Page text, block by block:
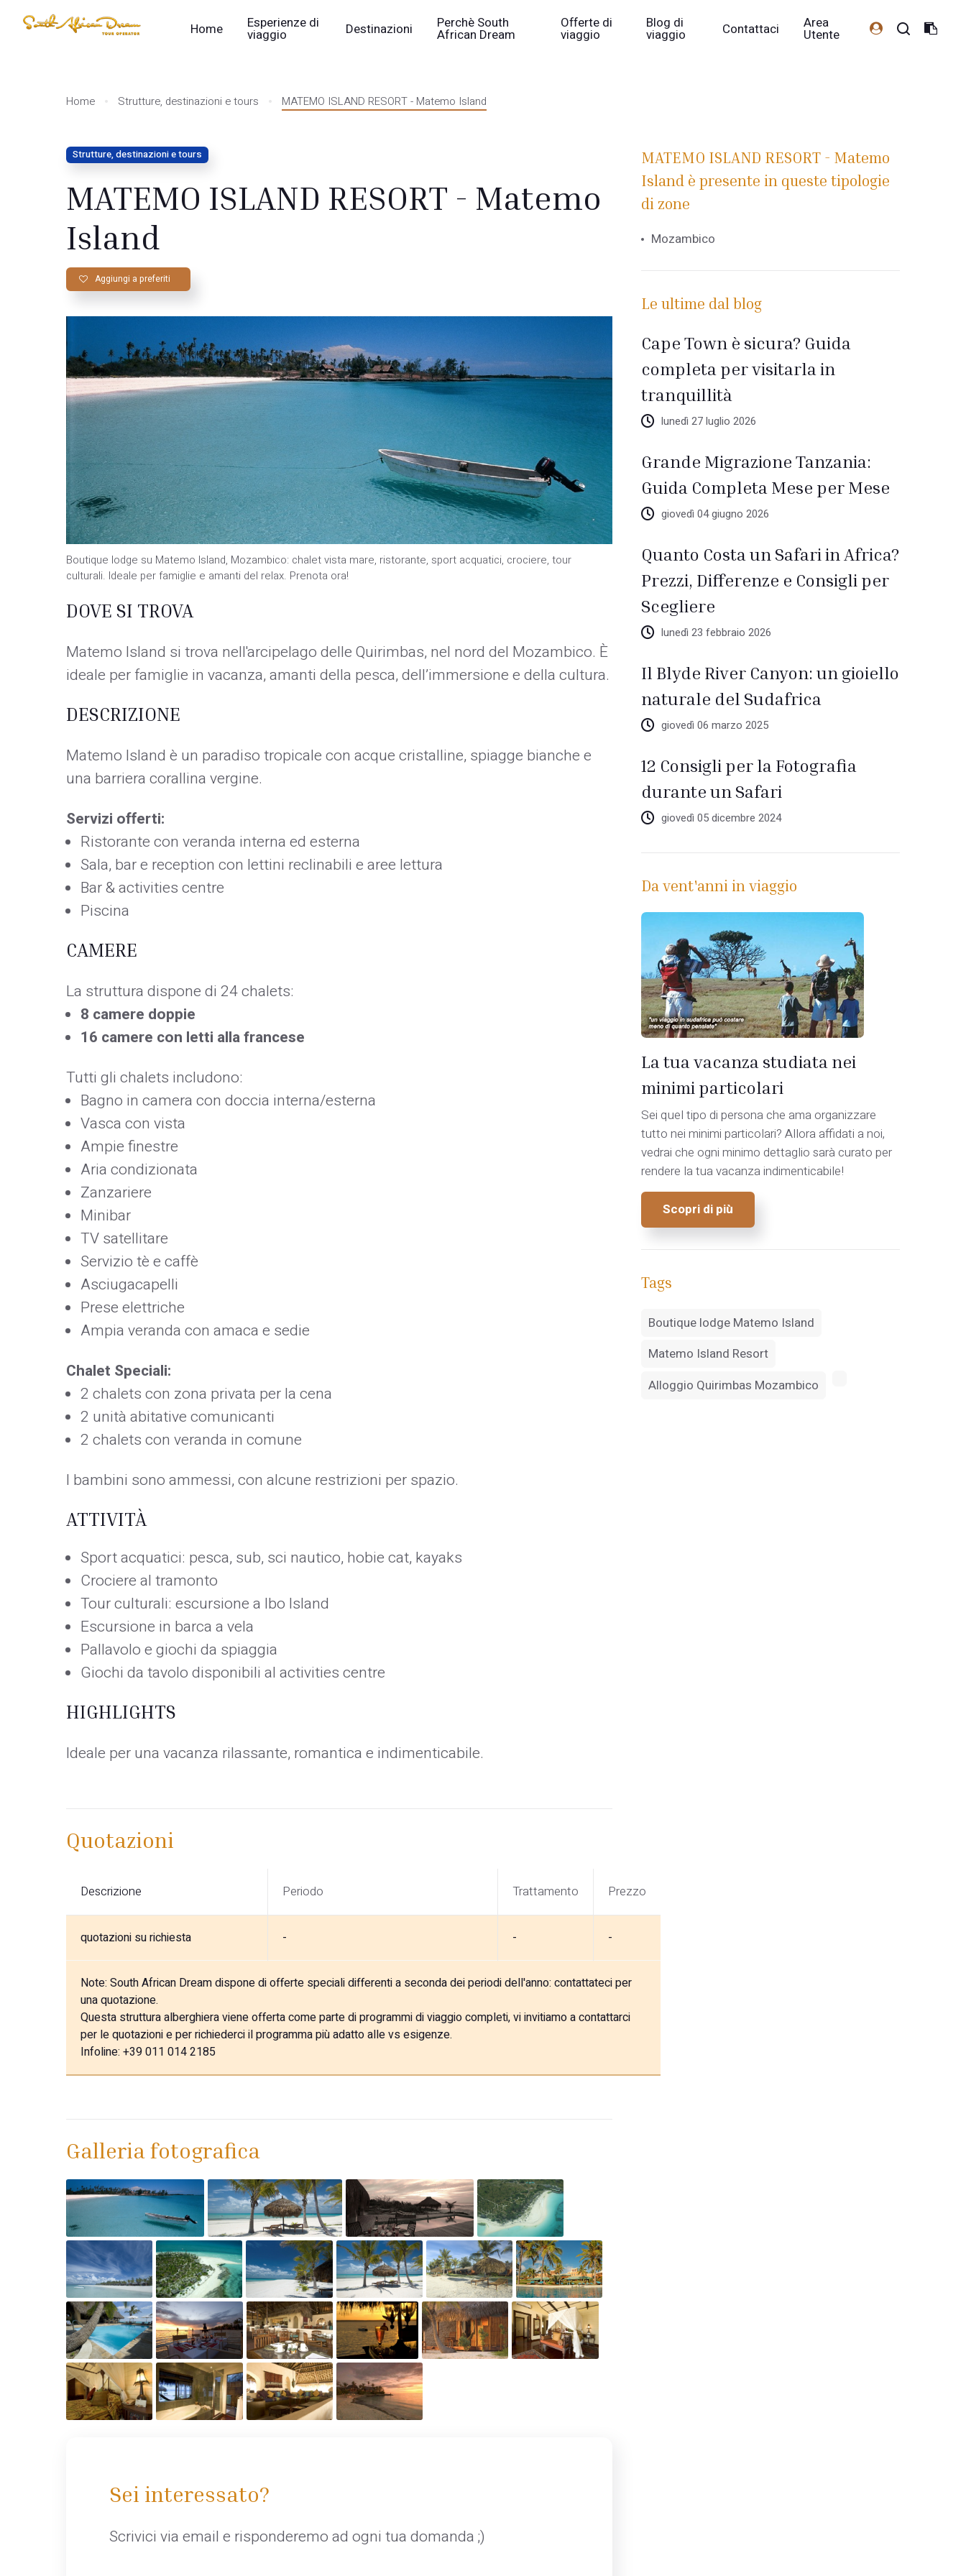
Home Esperienze di
viaggio Destinazioni Perchè South
African Dream
Offerte di
viaggio
Blog di
viaggio Contattaci Area
Utente
Home Strutture, destinazioni e tours MATEMO ISLAND RESORT - Matemo Island
Strutture, destinazioni e tours
MATEMO ISLAND RESORT - Matemo
Island
Aggiungi a preferiti
Boutique lodge su Matemo Island, Mozambico: chalet vista mare, ristorante, sport acquatici, crociere, tour
culturali. Ideale per famiglie e amanti del relax. Prenota ora!
DOVE SI TROVA
Matemo Island si trova nell'arcipelago delle Quirimbas, nel nord del Mozambico. È
ideale per famiglie in vacanza, amanti della pesca, dell’immersione e della cultura.
DESCRIZIONE
Matemo Island è un paradiso tropicale con acque cristalline, spiagge bianche e
una barriera corallina vergine.
Servizi offerti:
Ristorante con veranda interna ed esterna
Sala, bar e reception con lettini reclinabili e aree lettura
Bar & activities centre
Piscina
CAMERE
La struttura dispone di 24 chalets:
8 camere doppie
16 camere con letti alla francese
Tutti gli chalets includono:
Bagno in camera con doccia interna/esterna
Vasca con vista
Ampie finestre
Aria condizionata
Zanzariere
Minibar
TV satellitare
Servizio tè e caffè
Asciugacapelli
Prese elettriche
Ampia veranda con amaca e sedie
Chalet Speciali:
2 chalets con zona privata per la cena
2 unità abitative comunicanti
2 chalets con veranda in comune
I bambini sono ammessi, con alcune restrizioni per spazio.
ATTIVITÀ
Sport acquatici: pesca, sub, sci nautico, hobie cat, kayaks
Crociere al tramonto
Tour culturali: escursione a Ibo Island
Escursione in barca a vela
Pallavolo e giochi da spiaggia
Giochi da tavolo disponibili al activities centre
HIGHLIGHTS
Ideale per una vacanza rilassante, romantica e indimenticabile.
Quotazioni
Descrizione Periodo Trattamento Prezzo
quotazioni su richiesta - - -
Note: South African Dream dispone di offerte speciali differenti a seconda dei periodi dell'anno: contattateci per
una quotazione.
Questa struttura alberghiera viene offerta come parte di programmi di viaggio completi, vi invitiamo a contattarci
per le quotazioni e per richiederci il programma più adatto alle vs esigenze.
Infoline: +39 011 014 2185
Galleria fotografica
Sei interessato?
Scrivici via email e risponderemo ad ogni tua domanda ;)
MATEMO ISLAND RESORT - Matemo
Island è presente in queste tipologie
di zone
Mozambico
Le ultime dal blog
Cape Town è sicura? Guida
completa per visitarla in
tranquillità
lunedì 27 luglio 2026
Grande Migrazione Tanzania:
Guida Completa Mese per Mese
giovedì 04 giugno 2026
Quanto Costa un Safari in Africa?
Prezzi, Differenze e Consigli per
Scegliere
lunedì 23 febbraio 2026
Il Blyde River Canyon: un gioiello
naturale del Sudafrica
giovedì 06 marzo 2025
12 Consigli per la Fotografia
durante un Safari
giovedì 05 dicembre 2024
Da vent'anni in viaggio
La tua vacanza studiata nei
minimi particolari
Sei quel tipo di persona che ama organizzare
tutto nei minimi particolari? Allora affidati a noi,
vedrai che ogni minimo dettaglio sarà curato per
rendere la tua vacanza indimenticabile!
Scopri di più
Tags
Boutique lodge Matemo Island
Matemo Island Resort
Alloggio Quirimbas Mozambico